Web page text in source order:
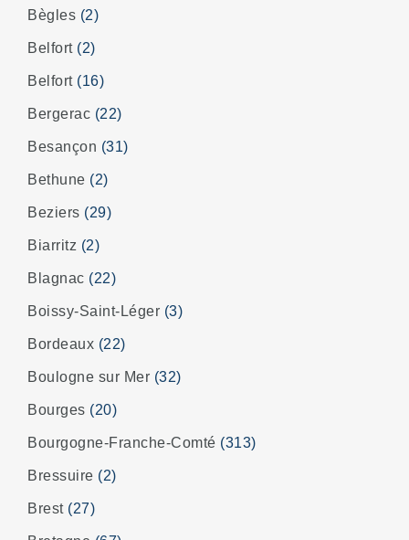
Bègles (2)
Belfort (2)
Belfort (16)
Bergerac (22)
Besançon (31)
Bethune (2)
Beziers (29)
Biarritz (2)
Blagnac (22)
Boissy-Saint-Léger (3)
Bordeaux (22)
Boulogne sur Mer (32)
Bourges (20)
Bourgogne-Franche-Comté (313)
Bressuire (2)
Brest (27)